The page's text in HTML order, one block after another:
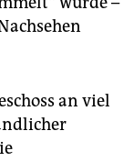
an viel